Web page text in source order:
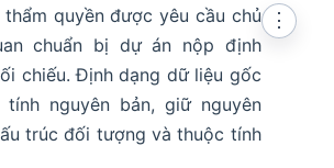
quyền được yêu cầu chủ
chuẩn bị dự án nộp định
chiếu. Định dạng dữ liệu gốc
nguyên bản, giữ nguyên
trúc đối tượng và thuộc tính
⋮